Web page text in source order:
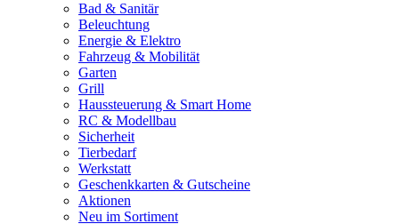
Bad & Sanitär
Beleuchtung
Energie & Elektro
Fahrzeug & Mobilität
Garten
Grill
Haussteuerung & Smart Home
RC & Modellbau
Sicherheit
Tierbedarf
Werkstatt
Geschenkkarten & Gutscheine
Aktionen
Neu im Sortiment